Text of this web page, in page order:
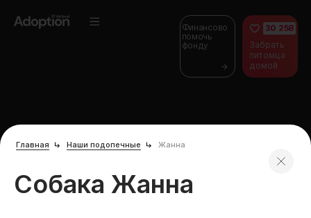
Финансово
помочь
фонду
30 258
Забрать
питомца
домой
Главная Наши подопечные Жанна
Собака Жанна